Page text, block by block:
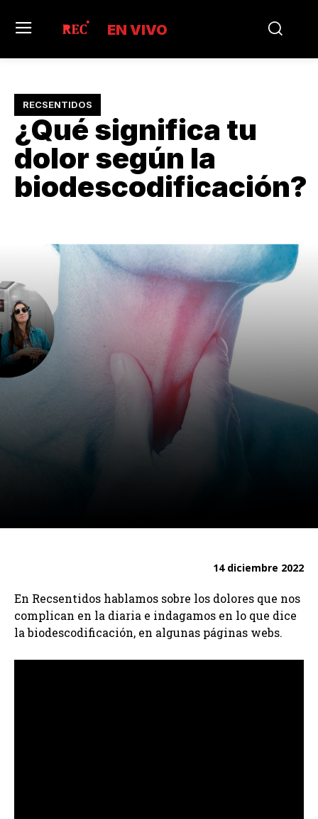
EN VIVO
RECSENTIDOS
¿Qué significa tu
dolor según la
biodescodificación?
14 diciembre 2022
En Recsentidos hablamos sobre los dolores que nos
complican en la diaria e indagamos en lo que dice
la biodescodificación, en algunas páginas webs.